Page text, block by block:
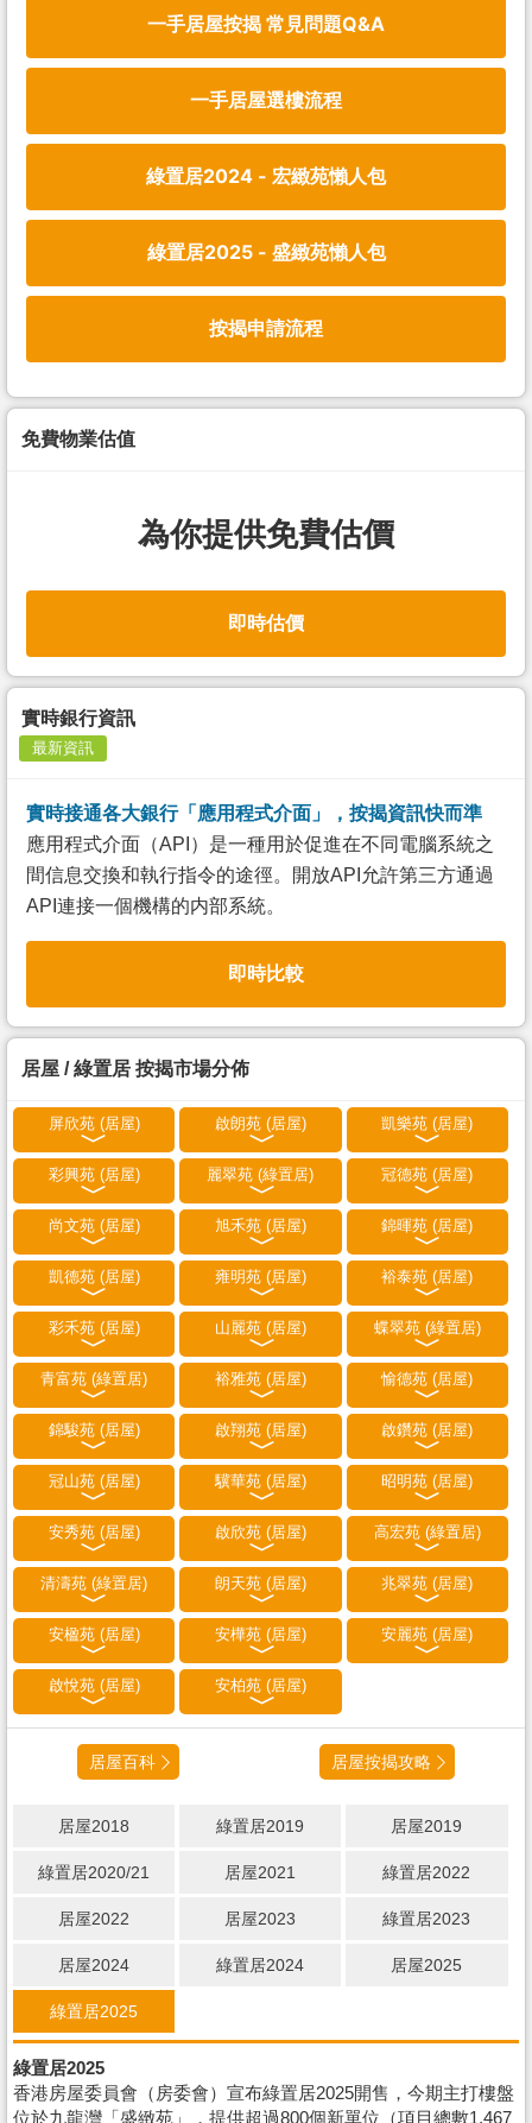
一手居屋按揭 常見問題Q&A
一手居屋選樓流程
綠置居2024 - 宏緻苑懶人包
綠置居2025 - 盛緻苑懶人包
按揭申請流程
免費物業估值
為你提供免費估價
即時估價
實時銀行資訊
最新資訊
實時接通各大銀行「應用程式介面」，按揭資訊快而準
應用程式介面（API）是一種用於促進在不同電腦系統之
間信息交換和執行指令的途徑。開放API允許第三方通過
API連接一個機構的内部系統。
即時比較
居屋 / 綠置居 按揭市場分佈
屏欣苑 (居屋) 啟朗苑 (居屋) 凱樂苑 (居屋)
彩興苑 (居屋) 麗翠苑 (綠置居) 冠德苑 (居屋)
尚文苑 (居屋) 旭禾苑 (居屋) 錦暉苑 (居屋)
凱德苑 (居屋) 雍明苑 (居屋) 裕泰苑 (居屋)
彩禾苑 (居屋) 山麗苑 (居屋) 蝶翠苑 (綠置居)
青富苑 (綠置居) 裕雅苑 (居屋) 愉德苑 (居屋)
錦駿苑 (居屋) 啟翔苑 (居屋) 啟鑽苑 (居屋)
冠山苑 (居屋) 驥華苑 (居屋) 昭明苑 (居屋)
安秀苑 (居屋) 啟欣苑 (居屋) 高宏苑 (綠置居)
清濤苑 (綠置居) 朗天苑 (居屋) 兆翠苑 (居屋)
安楹苑 (居屋) 安樺苑 (居屋) 安麗苑 (居屋)
啟悅苑 (居屋) 安柏苑 (居屋)
居屋百科 居屋按揭攻略
居屋2018 綠置居2019 居屋2019
綠置居2020/21 居屋2021 綠置居2022
居屋2022 居屋2023 綠置居2023
居屋2024 綠置居2024 居屋2025
綠置居2025
綠置居2025
香港房屋委員會（房委會）宣布綠置居2025開售，今期主打樓盤
位於九龍灣「盛緻苑」，提供超過800個新單位（項目總數1,467